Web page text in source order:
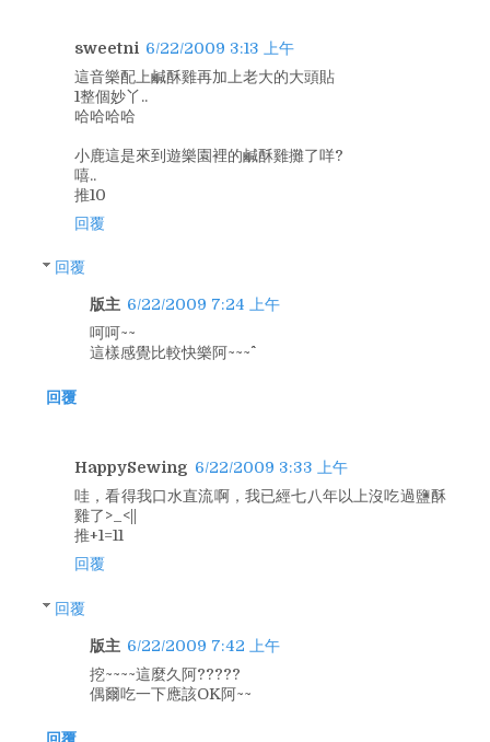
sweetni 6/22/2009 3:13 上午
這音樂配上鹹酥雞再加上老大的大頭貼
1整個妙丫..
哈哈哈哈
小鹿這是來到遊樂園裡的鹹酥雞攤了咩?
嘻..
推10
回覆
回覆
版主 6/22/2009 7:24 上午
呵呵~~
這樣感覺比較快樂阿~~~^^
回覆
HappySewing 6/22/2009 3:33 上午
哇，看得我口水直流啊，我已經七八年以上沒吃過鹽酥
雞了>_<||
推+1=11
回覆
回覆
版主 6/22/2009 7:42 上午
挖~~~~這麼久阿?????
偶爾吃一下應該OK阿~~
回覆